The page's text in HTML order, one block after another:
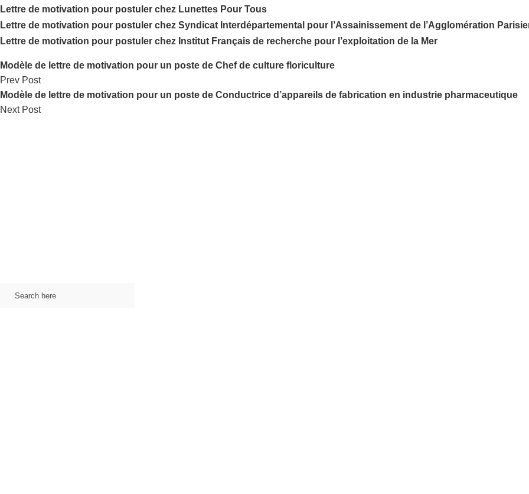
Lettre de motivation pour postuler chez Lunettes Pour Tous
Lettre de motivation pour postuler chez Syndicat Interdépartemental pour l’Assainissement de l’Agglomération
Lettre de motivation pour postuler chez Institut Français de recherche pour l’exploitation de la Mer
Modèle de lettre de motivation pour un poste de Chef de culture floriculture
Prev Post
Modèle de lettre de motivation pour un poste de Conductrice d’appareils de fabrication en industrie pharmaceutique
Next Post